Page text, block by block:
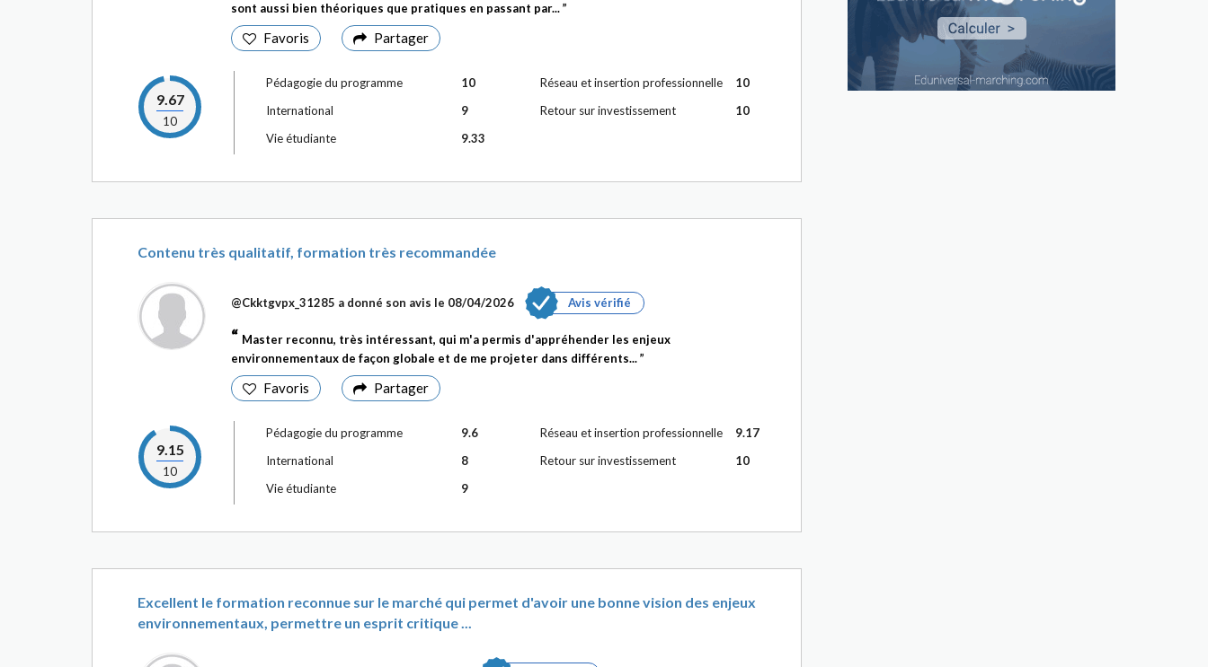
sont aussi bien théoriques que pratiques en passant par...
Favoris Partager
9.67
10
Pédagogie du programme
10
International
9
Vie étudiante
9.33
Réseau et insertion professionnelle
10
Retour sur investissement
10
Contenu très qualitatif, formation très recommandée
@Ckktgvpx_31285 a donné son avis le 08/04/2026 Avis vérifié
Master reconnu, très intéressant, qui m'a permis d'appréhender les enjeux
environnementaux de façon globale et de me projeter dans différents...
Favoris Partager
9.15
10
Pédagogie du programme
9.6
International
8
Vie étudiante
9
Réseau et insertion professionnelle
9.17
Retour sur investissement
10
Excellent le formation reconnue sur le marché qui permet d'avoir une bonne vision des enjeux
environnementaux, permettre un esprit critique ...